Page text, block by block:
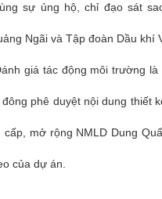
sự ủng hộ, chỉ đạo sát
Ngãi và Tập đoàn Dầu khí
giá tác động môi trường
phê duyệt nội dung thiết
mở rộng NMLD Dung
của dự án.